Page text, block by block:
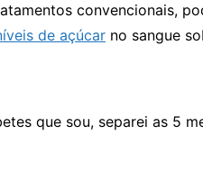
convencionais,
de açúcar no sangue
que sou, separei as 5